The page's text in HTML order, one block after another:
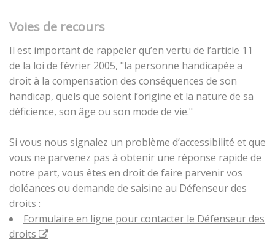
Voies de recours
Il est important de rappeler qu’en vertu de l’article 11
de la loi de février 2005, "la personne handicapée a
droit à la compensation des conséquences de son
handicap, quels que soient l’origine et la nature de sa
déficience, son âge ou son mode de vie."
Si vous nous signalez un problème d’accessibilité et que
vous ne parvenez pas à obtenir une réponse rapide de
notre part, vous êtes en droit de faire parvenir vos
doléances ou demande de saisine au Défenseur des
droits :
Formulaire en ligne pour contacter le Défenseur des
droits